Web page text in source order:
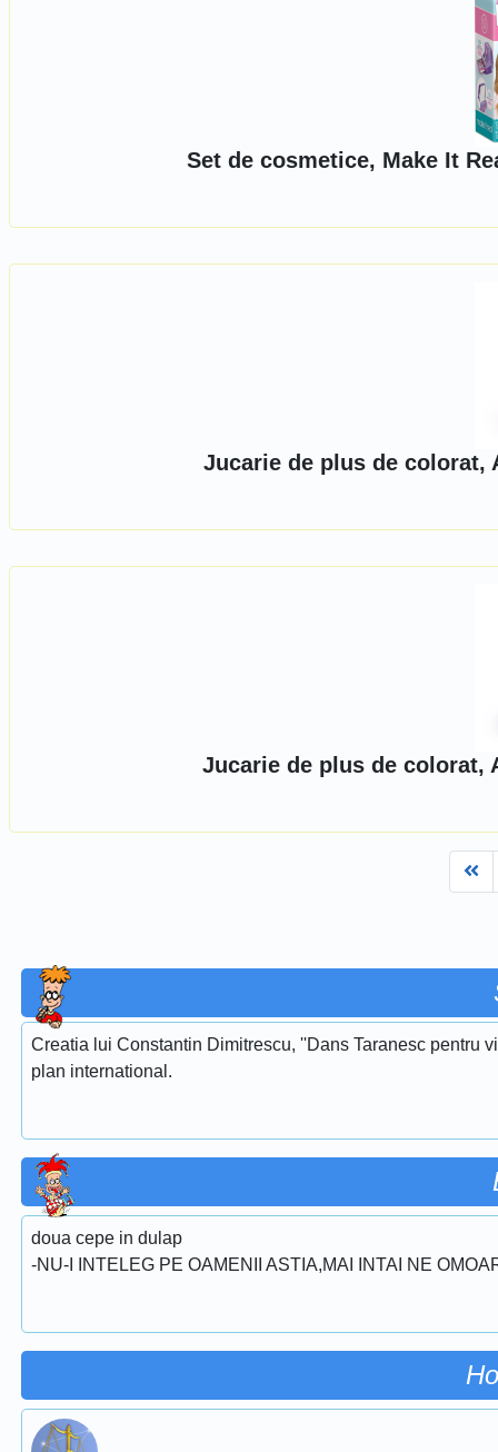
Set de cosmetice, Make It
Jucarie de plus de colorat,
Jucarie de plus de colorat,
Creatia lui Constantin Dimitrescu, ''Dans Taranesc pentru
plan international.
doua cepe in dulap
-NU-I INTELEG PE OAMENII ASTIA,MAI INTAI NE